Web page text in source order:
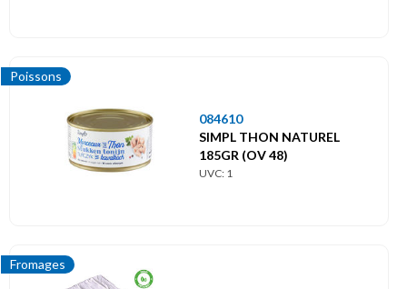
Poissons
084610
SIMPL THON NATUREL
185GR (OV 48)
UVC: 1
Fromages